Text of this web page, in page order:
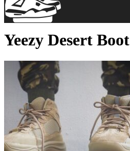
Yeezy Desert Boot